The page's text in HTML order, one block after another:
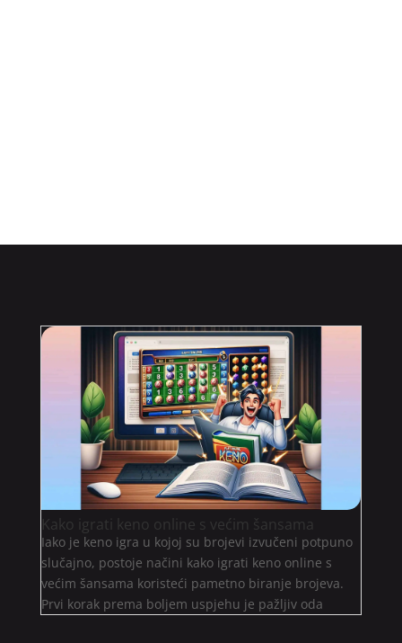
Kako igrati keno online s većim šansama
Iako je keno igra u kojoj su brojevi izvučeni potpuno
slučajno, postoje načini kako igrati keno online s
većim šansama koristeći pametno biranje brojeva.
Prvi korak prema boljem uspjehu je pažljiv oda